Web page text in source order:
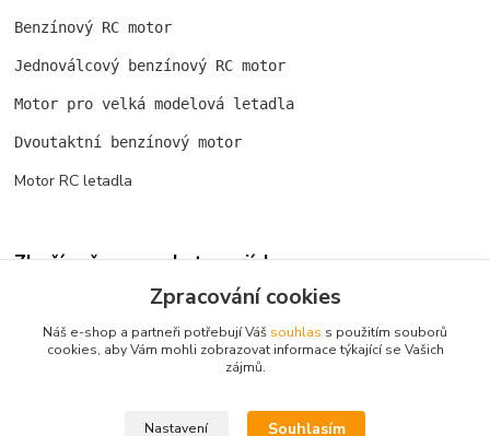
Benzínový RC motor
Jednoválcový benzínový RC motor
Motor pro velká modelová letadla
Dvoutaktní benzínový motor
Motor RC letadla
Zboží zařazeno v kategoriích
Spalovací motory
Benzínové
ROTO MOTOR Zenoah/NGH
Zpracování cookies
Náš e-shop a partneři potřebují Váš souhlas s použitím souborů
cookies, aby Vám mohli zobrazovat informace týkající se Vašich
zájmů.
Nastavení Souhlasím